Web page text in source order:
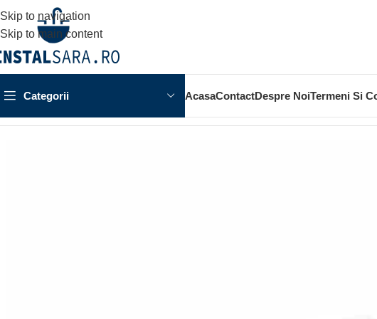
Skip to navigation
Skip to main content
Categorii AcasaContactDespre NoiTermeni Si